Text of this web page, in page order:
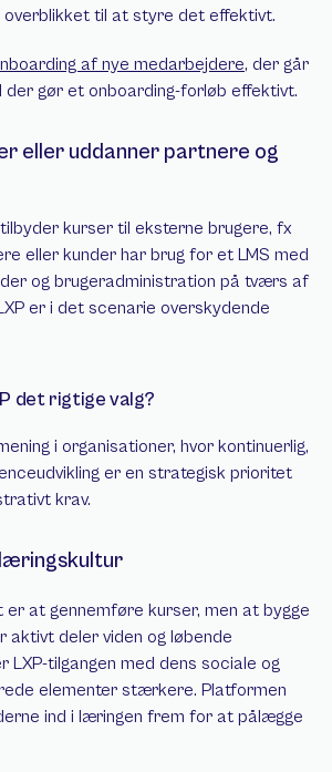
overblikket til at styre det effektivt.
af nye medarbejdere, der går
der gør et onboarding-forløb effektivt.
eller uddanner partnere og
kurser til eksterne brugere, fx
eller kunder har brug for et LMS med
og brugeradministration på tværs af
er i det scenarie overskydende
det rigtige valg?
i organisationer, hvor kontinuerlig,
er en strategisk prioritet
krav.
læringskultur
er at gennemføre kurser, men at bygge
aktivt deler viden og løbende
LXP-tilgangen med dens sociale og
elementer stærkere. Platformen
ind i læringen frem for at pålægge